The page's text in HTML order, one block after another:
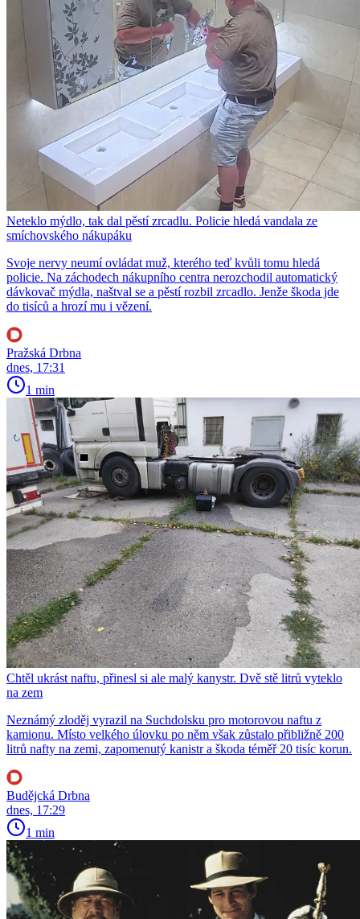
Neteklo mýdlo, tak dal pěstí zrcadlu. Policie hledá vandala ze
smíchovského nákupáku
Svoje nervy neumí ovládat muž, kterého teď kvůli tomu hledá
policie. Na záchodech nákupního centra nerozchodil automatický
dávkovač mýdla, naštval se a pěstí rozbil zrcadlo. Jenže škoda jde
do tisíců a hrozí mu i vězení.
Pražská Drbna
dnes, 17:31
1 min
Chtěl ukrást naftu, přinesl si ale malý kanystr. Dvě stě litrů vyteklo
na zem
Neznámý zloděj vyrazil na Suchdolsku pro motorovou naftu z
kamionu. Místo velkého úlovku po něm však zůstalo přibližně 200
litrů nafty na zemi, zapomenutý kanistr a škoda téměř 20 tisíc korun.
Budějcká Drbna
dnes, 17:29
1 min